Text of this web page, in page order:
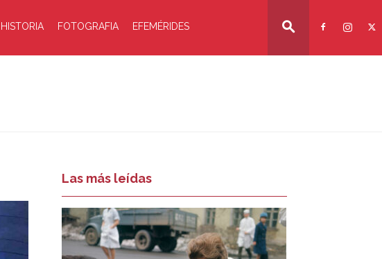
HISTORIA FOTOGRAFIA EFEMÉRIDES
Las más leídas